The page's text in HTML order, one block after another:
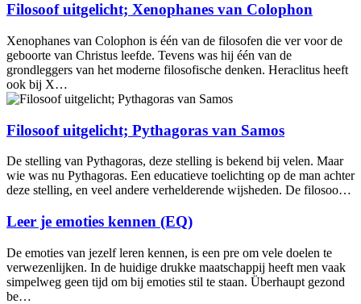
Filosoof uitgelicht; Xenophanes van Colophon
Xenophanes van Colophon is één van de filosofen die ver voor de
geboorte van Christus leefde. Tevens was hij één van de
grondleggers van het moderne filosofische denken. Heraclitus heeft
ook bij X…
Filosoof uitgelicht; Pythagoras van Samos
De stelling van Pythagoras, deze stelling is bekend bij velen. Maar
wie was nu Pythagoras. Een educatieve toelichting op de man achter
deze stelling, en veel andere verhelderende wijsheden. De filosoo…
Leer je emoties kennen (EQ)
De emoties van jezelf leren kennen, is een pre om vele doelen te
verwezenlijken. In de huidige drukke maatschappij heeft men vaak
simpelweg geen tijd om bij emoties stil te staan. Überhaupt gezond
be…